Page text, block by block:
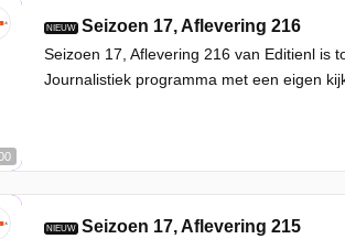
NIEUW Seizoen 17, Aflevering 216
Seizoen 17, Aflevering 216 van Editienl is
Journalistiek programma met een eigen
NIEUW Seizoen 17, Aflevering 215